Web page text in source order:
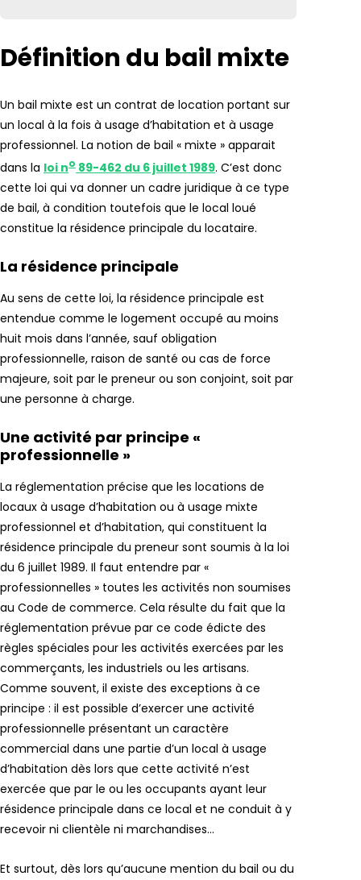
Définition du bail mixte
Un bail mixte est un contrat de location portant sur
un local à la fois à usage d’habitation et à usage
professionnel. La notion de bail « mixte » apparait
dans la loi no 89-462 du 6 juillet 1989. C’est donc
cette loi qui va donner un cadre juridique à ce type
de bail, à condition toutefois que le local loué
constitue la résidence principale du locataire.
La résidence principale
Au sens de cette loi, la résidence principale est
entendue comme le logement occupé au moins
huit mois dans l’année, sauf obligation
professionnelle, raison de santé ou cas de force
majeure, soit par le preneur ou son conjoint, soit par
une personne à charge.
Une activité par principe «
professionnelle »
La réglementation précise que les locations de
locaux à usage d’habitation ou à usage mixte
professionnel et d’habitation, qui constituent la
résidence principale du preneur sont soumis à la loi
du 6 juillet 1989. Il faut entendre par «
professionnelles » toutes les activités non soumises
au Code de commerce. Cela résulte du fait que la
réglementation prévue par ce code édicte des
règles spéciales pour les activités exercées par les
commerçants, les industriels ou les artisans.
Comme souvent, il existe des exceptions à ce
principe : il est possible d’exercer une activité
professionnelle présentant un caractère
commercial dans une partie d’un local à usage
d’habitation dès lors que cette activité n’est
exercée que par le ou les occupants ayant leur
résidence principale dans ce local et ne conduit à y
recevoir ni clientèle ni marchandises…
Et surtout, dès lors qu’aucune mention du bail ou du